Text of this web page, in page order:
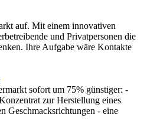
auf. Mit einem innovativen
und Privatpersonen die
Ihre Aufgabe wäre Kontakte
sofort um 75% günstiger: -
zur Herstellung eines
Geschmacksrichtungen - eine